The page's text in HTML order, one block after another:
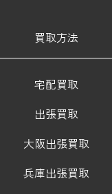
買取方法
宅配買取
出張買取
大阪出張買取
兵庫出張買取